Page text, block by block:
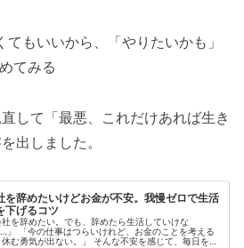
もいいから、「やりたいかも」
てみる
して「最悪、これだけあれば生き
出しました。
を辞めたいけどお金が不安。我慢ゼロで生活
下げるコツ
社を辞めたい。でも、辞めたら生活していけな
」 「今の仕事はつらいけれど、お金のことを考える
休む勇気が出ない。」 そんな不安を感じて、毎日を過